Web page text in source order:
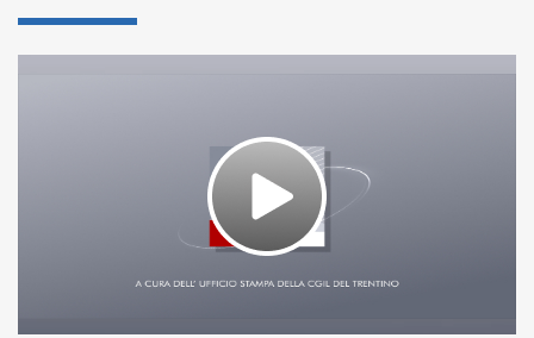
Play
Video